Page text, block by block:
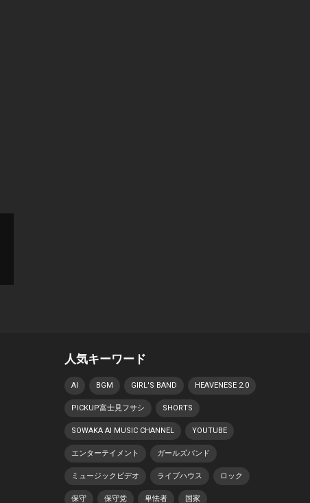
人気キーワード
AI BGM GIRL'S BAND HEAVENESE 2.0
PICKUP富士見フサシ SHORTS
SOWAKA AI MUSIC CHANNEL YOUTUBE
エンターテイメント ガールズバンド
ミュージックビデオ ライブハウス ロック
保守 保守党 卑怯者 国家